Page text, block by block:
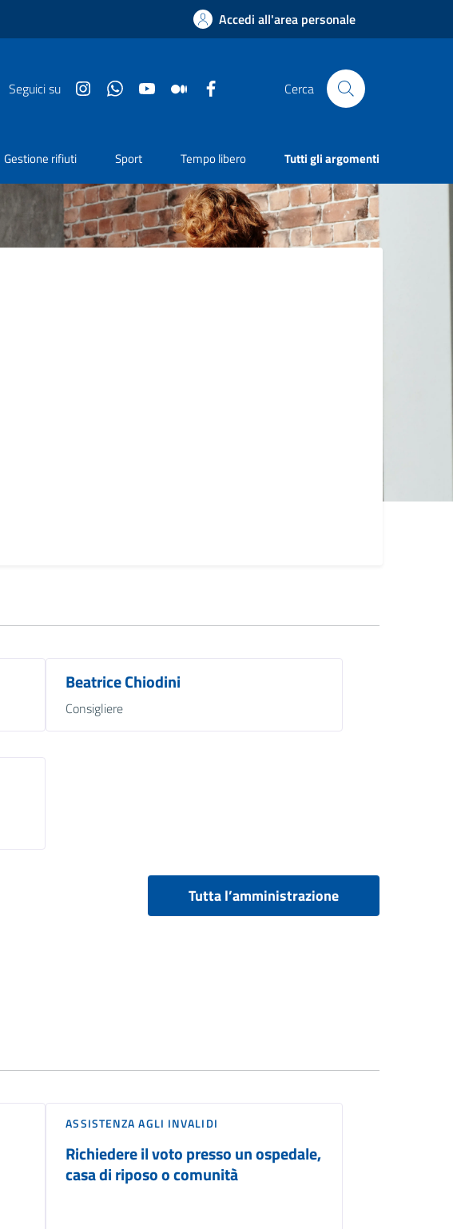
Accedi all'area personale
Seguici su InstagramWhatsappYouTube Medium Cerca
Gestione rifiuti Sport Tempo libero Tutti gli argomenti
Beatrice Chiodini
Consigliere
Tutta l’amministrazione
ASSISTENZA AGLI INVALIDI
Richiedere il voto presso un ospedale,
casa di riposo o comunità